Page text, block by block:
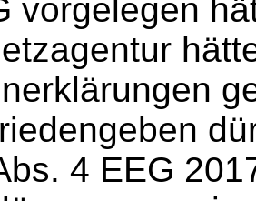
vorgelegen
4 EEG